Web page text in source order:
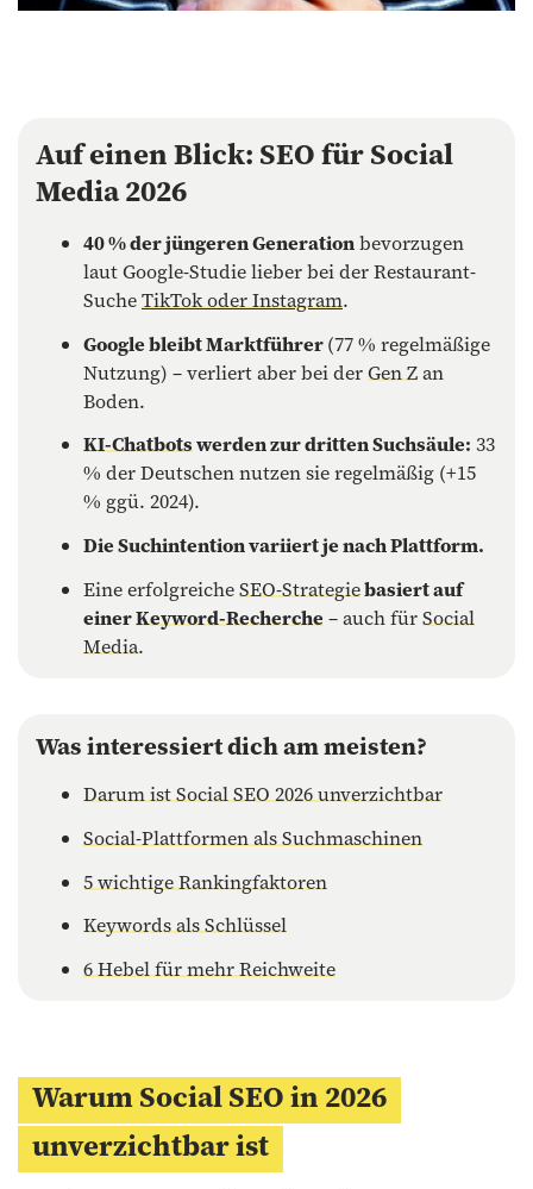
Auf einen Blick: SEO für Social
Media 2026
40 % der jüngeren Generationbevorzugen
laut Google-Studie lieber bei der Restaurant-
SucheTikTok oder Instagram.
Google bleibt Marktführer(77 % regelmäßige
Nutzung) – verliert aber bei derGen Zan
Boden.
KI-Chatbotswerden zur dritten Suchsäule: 33
% der Deutschen nutzen sie regelmäßig (+15
% ggü. 2024).
DieSuchintention variiert je nach Plattform.
Eine erfolgreicheSEO-Strategiebasiert auf
einerKeyword-Recherche– auch fürSocial
Media.
Was interessiert dich am meisten?
Darum ist Social SEO 2026 unverzichtbar
Social-Plattformen als Suchmaschinen
5 wichtige Rankingfaktoren
Keywords als Schlüssel
6 Hebel für mehr Reichweite
Warum Social SEO in 2026
unverzichtbar ist